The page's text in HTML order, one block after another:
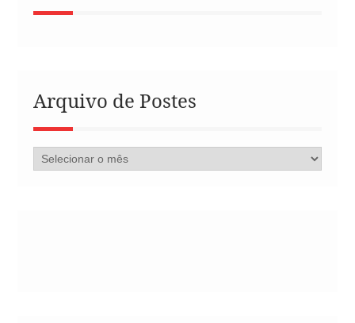
Arquivo de Postes
Arquivo
de